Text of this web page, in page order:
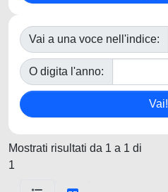
Vai a una voce nell'indice:
O digita l'anno:
Mostrati risultati da 1 a 1 di
1